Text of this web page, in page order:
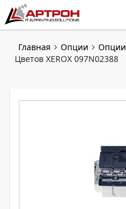
Главная Опции Опции
Цветов XEROX 097N02388